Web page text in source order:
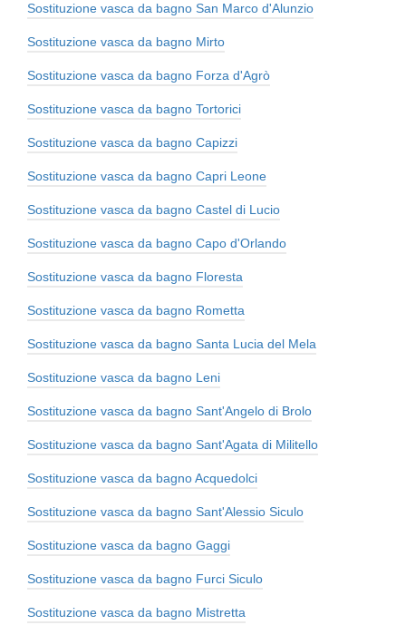
Sostituzione vasca da bagno San Marco d'Alunzio
Sostituzione vasca da bagno Mirto
Sostituzione vasca da bagno Forza d'Agrò
Sostituzione vasca da bagno Tortorici
Sostituzione vasca da bagno Capizzi
Sostituzione vasca da bagno Capri Leone
Sostituzione vasca da bagno Castel di Lucio
Sostituzione vasca da bagno Capo d'Orlando
Sostituzione vasca da bagno Floresta
Sostituzione vasca da bagno Rometta
Sostituzione vasca da bagno Santa Lucia del Mela
Sostituzione vasca da bagno Leni
Sostituzione vasca da bagno Sant'Angelo di Brolo
Sostituzione vasca da bagno Sant'Agata di Militello
Sostituzione vasca da bagno Acquedolci
Sostituzione vasca da bagno Sant'Alessio Siculo
Sostituzione vasca da bagno Gaggi
Sostituzione vasca da bagno Furci Siculo
Sostituzione vasca da bagno Mistretta